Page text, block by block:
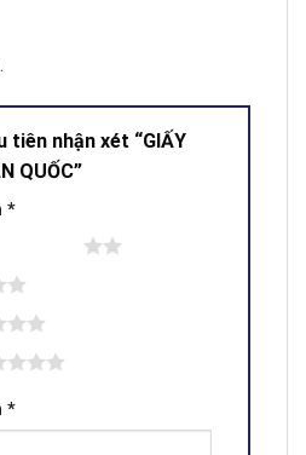
tiên nhận xét “GIẤY
QUỐC”
*
*